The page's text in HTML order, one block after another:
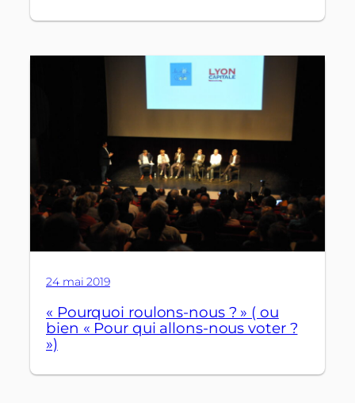
24 mai 2019
« Pourquoi roulons-nous ? » ( ou
bien « Pour qui allons-nous voter ?
»)